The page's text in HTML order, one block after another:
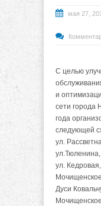
мая 27,
С целью
и
сети города
года
следующей
ул.
ул.
Дуси